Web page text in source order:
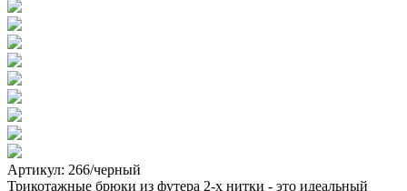
Артикул: 266/черный
Трикотажные брюки из футера 2-х нитки - это идеальный